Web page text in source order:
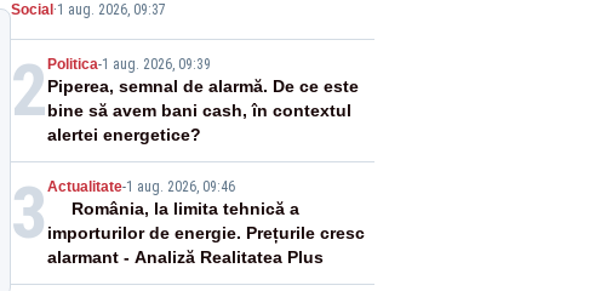
strică un produs
Social ·1 aug. 2026, 09:37
2 Politica-1 aug. 2026, 09:39
Piperea, semnal de alarmă. De ce este
bine să avem bani cash, în contextul
alertei energetice?
3 Actualitate-1 aug. 2026, 09:46
România, la limita tehnică a
importurilor de energie. Prețurile cresc
alarmant - Analiză Realitatea Plus